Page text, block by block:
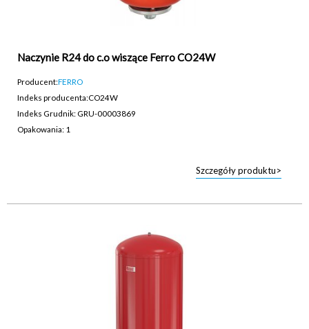
Naczynie R24 do c.o wiszące Ferro CO24W
Producent:FERRO
Indeks producenta:CO24W
Indeks Grudnik: GRU-00003869
Opakowania: 1
Szczegóły produktu>